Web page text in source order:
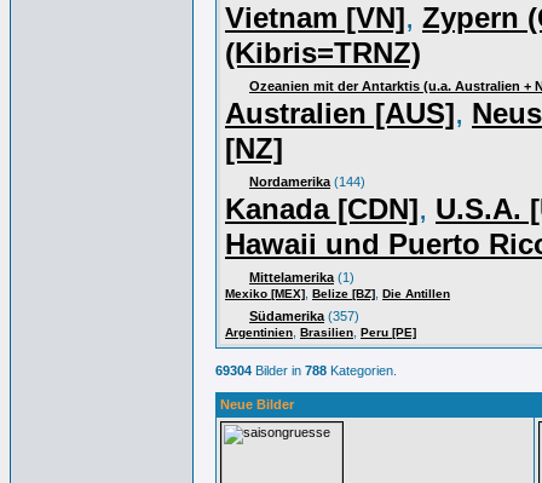
Vietnam [VN], Zypern
(Kibris=TRNZ)
Ozeanien mit der Antarktis (u.a. Australien +
Australien [AUS],
[NZ]
Nordamerika (144)
Kanada [CDN], U.S.A.
Hawaii und Puerto
Mittelamerika (1)
Mexiko [MEX] Belize [BZ] Die Antillen
Südamerika (357)
Argentinien Brasilien Peru [PE]
69304 Bilder in 788 Kategorien.
Neue Bilder